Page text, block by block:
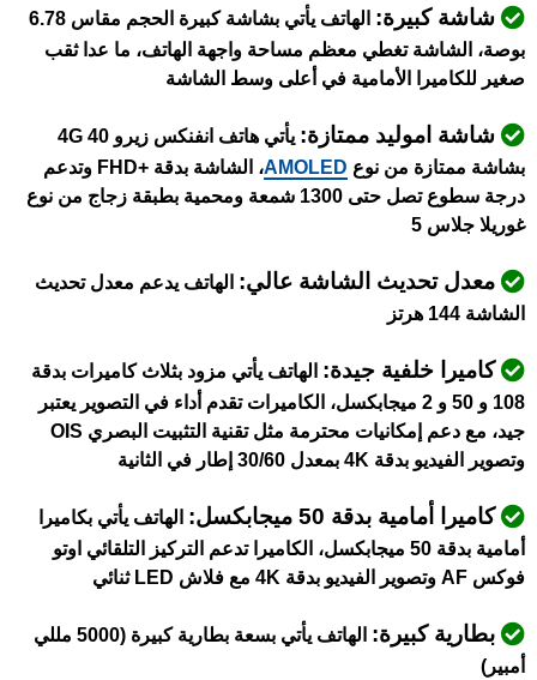
شاشة كبيرة:
الهاتف يأتي بشاشة كبيرة الحجم مقاس 6.78
بوصة، الشاشة تغطي معظم مساحة واجهة الهاتف، ما عدا ثقب
صغير للكاميرا الأمامية في أعلى وسط الشاشة
شاشة اموليد ممتازة:
يأتي هاتف انفنكس زيرو 40 4G
بشاشة ممتازة من نوع AMOLED
، الشاشة بدقة +FHD وتدعم
درجة سطوع تصل حتى 1300 شمعة ومحمية بطبقة زجاج من نوع
غوريلا جلاس 5
معدل تحديث الشاشة عالي: الهاتف يدعم معدل تحديث
الشاشة 144 هرتز
كاميرا خلفية جيدة: الهاتف يأتي مزود بثلاث كاميرات بدقة
108 و 50 و 2 ميجابكسل، الكاميرات تقدم أداء في التصوير يعتبر
جيد، مع دعم إمكانيات محترمة مثل
تقنية التثبيت البصري OIS
وتصوير الفيديو بدقة 4K بمعدل 30/60 إطار في الثانية
كاميرا أمامية بدقة 50 ميجابكسل:
الهاتف يأتي بكاميرا
أمامية بدقة 50 ميجابكسل،
الكاميرا تدعم التركيز التلقائي اوتو
فوكس AF وتصوير الفيديو بدقة 4K مع فلاش LED ثنائي
بطارية كبيرة:
الهاتف يأتي بسعة بطارية كبيرة (5000 مللي
أمبير)